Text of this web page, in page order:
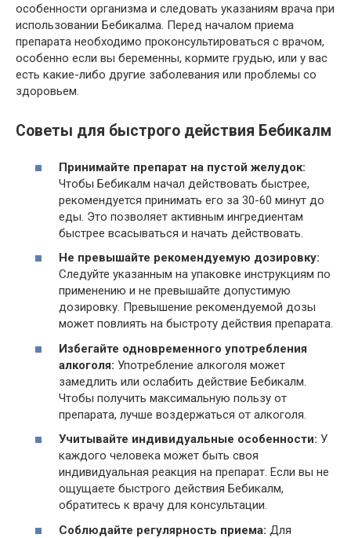
особенности организма и следовать указаниям врача при
использовании Бебикалма. Перед началом приема
препарата необходимо проконсультироваться с врачом,
особенно если вы беременны, кормите грудью, или у вас
есть какие-либо другие заболевания или проблемы со
здоровьем.
Советы для быстрого действия Бебикалм
Принимайте препарат на пустой желудок:
Чтобы Бебикалм начал действовать быстрее,
рекомендуется принимать его за 30-60 минут до
еды. Это позволяет активным ингредиентам
быстрее всасываться и начать действовать.
Не превышайте рекомендуемую дозировку:
Следуйте указанным на упаковке инструкциям по
применению и не превышайте допустимую
дозировку. Превышение рекомендуемой дозы
может повлиять на быстроту действия препарата.
Избегайте одновременного употребления
алкоголя: Употребление алкоголя может
замедлить или ослабить действие Бебикалм.
Чтобы получить максимальную пользу от
препарата, лучше воздержаться от алкоголя.
Учитывайте индивидуальные особенности: У
каждого человека может быть своя
индивидуальная реакция на препарат. Если вы не
ощущаете быстрого действия Бебикалм,
обратитесь к врачу для консультации.
Соблюдайте регулярность приема: Для